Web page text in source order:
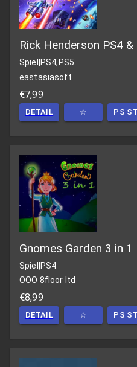
Rick Henderson PS4 &
Spiel
PS4,PS5
eastasiasoft
€7,99
DETAIL ☆ PS
Gnomes Garden 3 in 1
Spiel|PS4
OOO 8floor ltd
€8,99
DETAIL ☆ PS